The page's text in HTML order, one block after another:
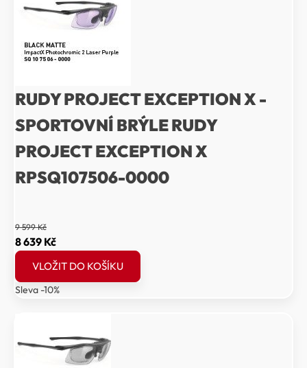
RUDY PROJECT EXCEPTION X -
SPORTOVNÍ BRÝLE RUDY
PROJECT EXCEPTION X
RPSQ107506-0000
9 599Kč
Původní
cena
byla:
9
8 639 KčAktuální
cena
8
VLOŽIT DO KOŠÍKU
Sleva -10%